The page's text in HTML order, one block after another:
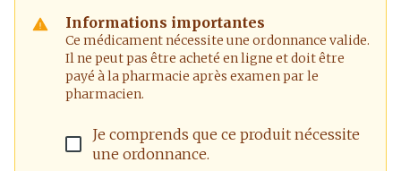
Informations importantes
Ce médicament nécessite une ordonnance valide.
Il ne peut pas être acheté en ligne et doit être
payé à la pharmacie après examen par le
pharmacien.
Je comprends que ce produit nécessite
une ordonnance.